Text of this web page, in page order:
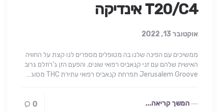
T20/C4 אינדיקה
אוקטובר 13, 2022
ממשיכים עם הפינה שלנו בה מטופלים מספרים לנו קצת על החוויה
האישית שלהם עם זני קנאביס רפואי שונים. והפעם הזן ג’רוזלם גרוב
Jerusalem Groove תפרחת קנאביס רפואי עתירת THC מסוג…
המשך קריאה... 0